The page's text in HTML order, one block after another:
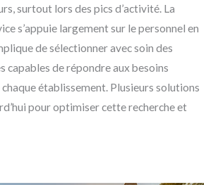
surtout lors des pics d’activité. La
s’appuie largement sur le personnel en
de sélectionner avec soin des
capables de répondre aux besoins
établissement. Plusieurs solutions
pour optimiser cette recherche et